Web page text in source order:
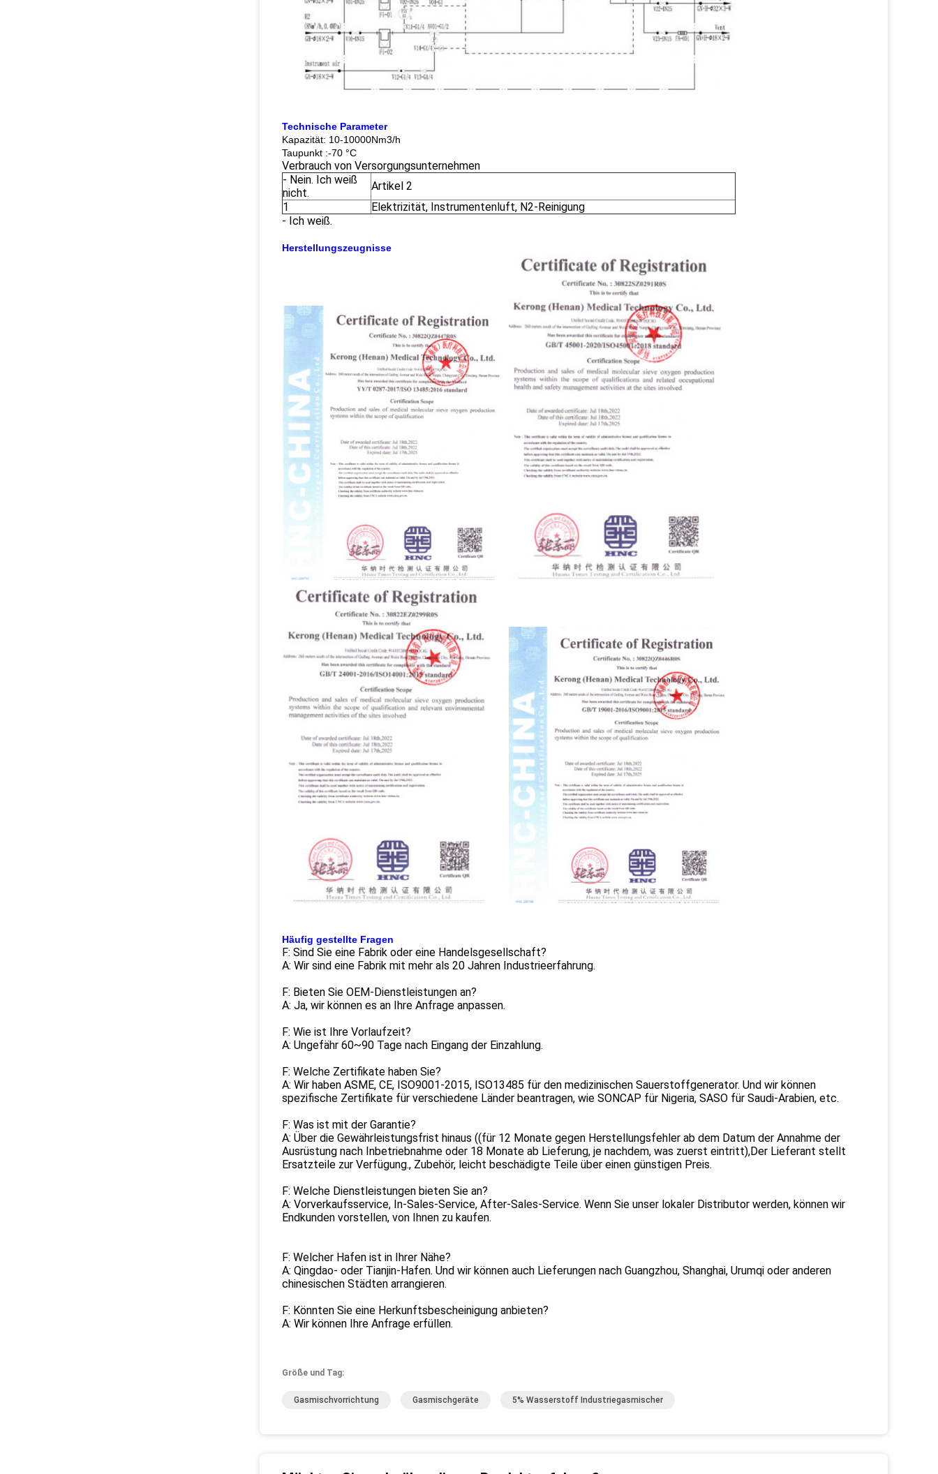
Technische Parameter
Kapazität: 10-10000Nm3/h
Taupunkt :-70 °C
Verbrauch von Versorgungsunternehmen
- Nein. Ich weiß
nicht.
Artikel 2
1
Elektrizität, Instrumentenluft, N2-Reinigung
- Ich weiß.
Herstellungszeugnisse
Häufig gestellte Fragen
F: Sind Sie eine Fabrik oder eine Handelsgesellschaft?
A: Wir sind eine Fabrik mit mehr als 20 Jahren Industrieerfahrung.
F: Bieten Sie OEM-Dienstleistungen an?
A: Ja, wir können es an Ihre Anfrage anpassen.
F: Wie ist Ihre Vorlaufzeit?
A: Ungefähr 60~90 Tage nach Eingang der Einzahlung.
F: Welche Zertifikate haben Sie?
A: Wir haben ASME, CE, ISO9001-2015, ISO13485 für den medizinischen Sauerstoffgenerator. Und wir können
spezifische Zertifikate für verschiedene Länder beantragen, wie SONCAP für Nigeria, SASO für Saudi-Arabien, etc.
F: Was ist mit der Garantie?
A: Über die Gewährleistungsfrist hinaus ((für 12 Monate gegen Herstellungsfehler ab dem Datum der Annahme der
Ausrüstung nach Inbetriebnahme oder 18 Monate ab Lieferung, je nachdem, was zuerst eintritt),Der Lieferant stellt
Ersatzteile zur Verfügung., Zubehör, leicht beschädigte Teile über einen günstigen Preis.
F: Welche Dienstleistungen bieten Sie an?
A: Vorverkaufsservice, In-Sales-Service, After-Sales-Service. Wenn Sie unser lokaler Distributor werden, können wir
Endkunden vorstellen, von Ihnen zu kaufen.
F: Welcher Hafen ist in Ihrer Nähe?
A: Qingdao- oder Tianjin-Hafen. Und wir können auch Lieferungen nach Guangzhou, Shanghai, Urumqi oder anderen
chinesischen Städten arrangieren.
F: Könnten Sie eine Herkunftsbescheinigung anbieten?
A: Wir können Ihre Anfrage erfüllen.
Größe und Tag:
Gasmischvorrichtung Gasmischgeräte 5% Wasserstoff Industriegasmischer